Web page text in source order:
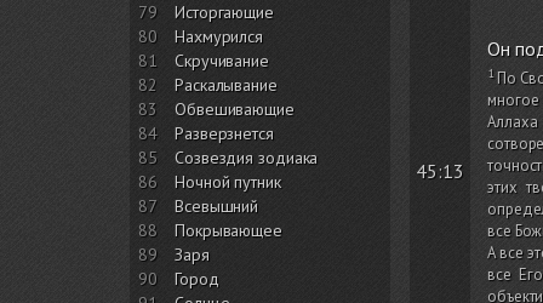
79
Исторгающие
80
Нахмурился
81
Скручивание
82
Раскалывание
83
Обвешивающие
84
Разверзнется
85
Созвездия зодиака
86
Ночной путник
87
Всевышний
88
Покрывающее
89
Заря
90
Город
45:13
Он
По
многое
Аллаха
этих
все
А все
все